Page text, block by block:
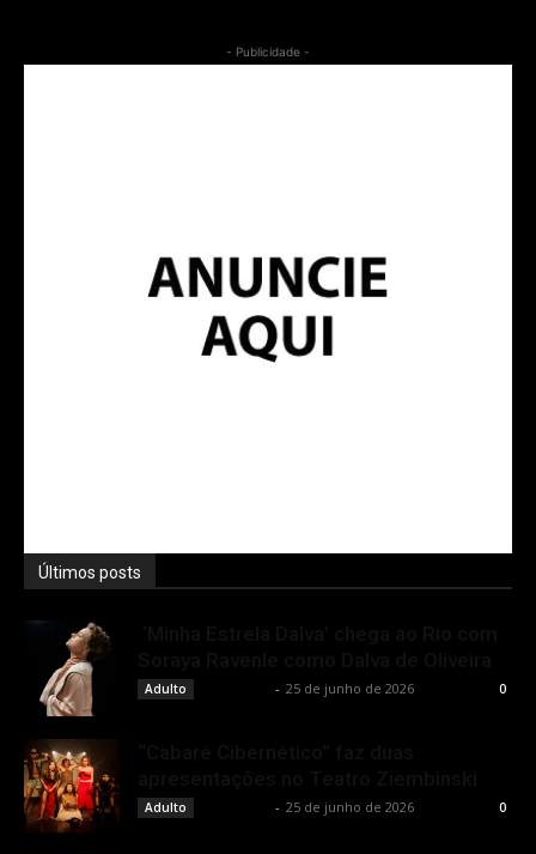
- Publicidade -
Últimos posts
Adulto - 25 de junho de 2026 0
Adulto - 25 de junho de 2026 0